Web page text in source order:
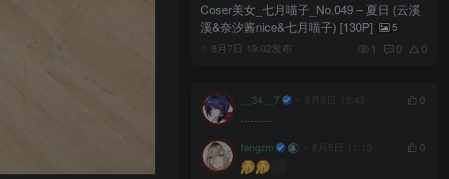
Coser美女_七月喵子_No.049 – 夏日 (云溪
溪&奈汐酱nice&七月喵子) [130P]
5
8月7日 19:02发布 1 0 0
__34__7 8月5日 13:43
0
..........
fengzm 8月5日 11:13 0